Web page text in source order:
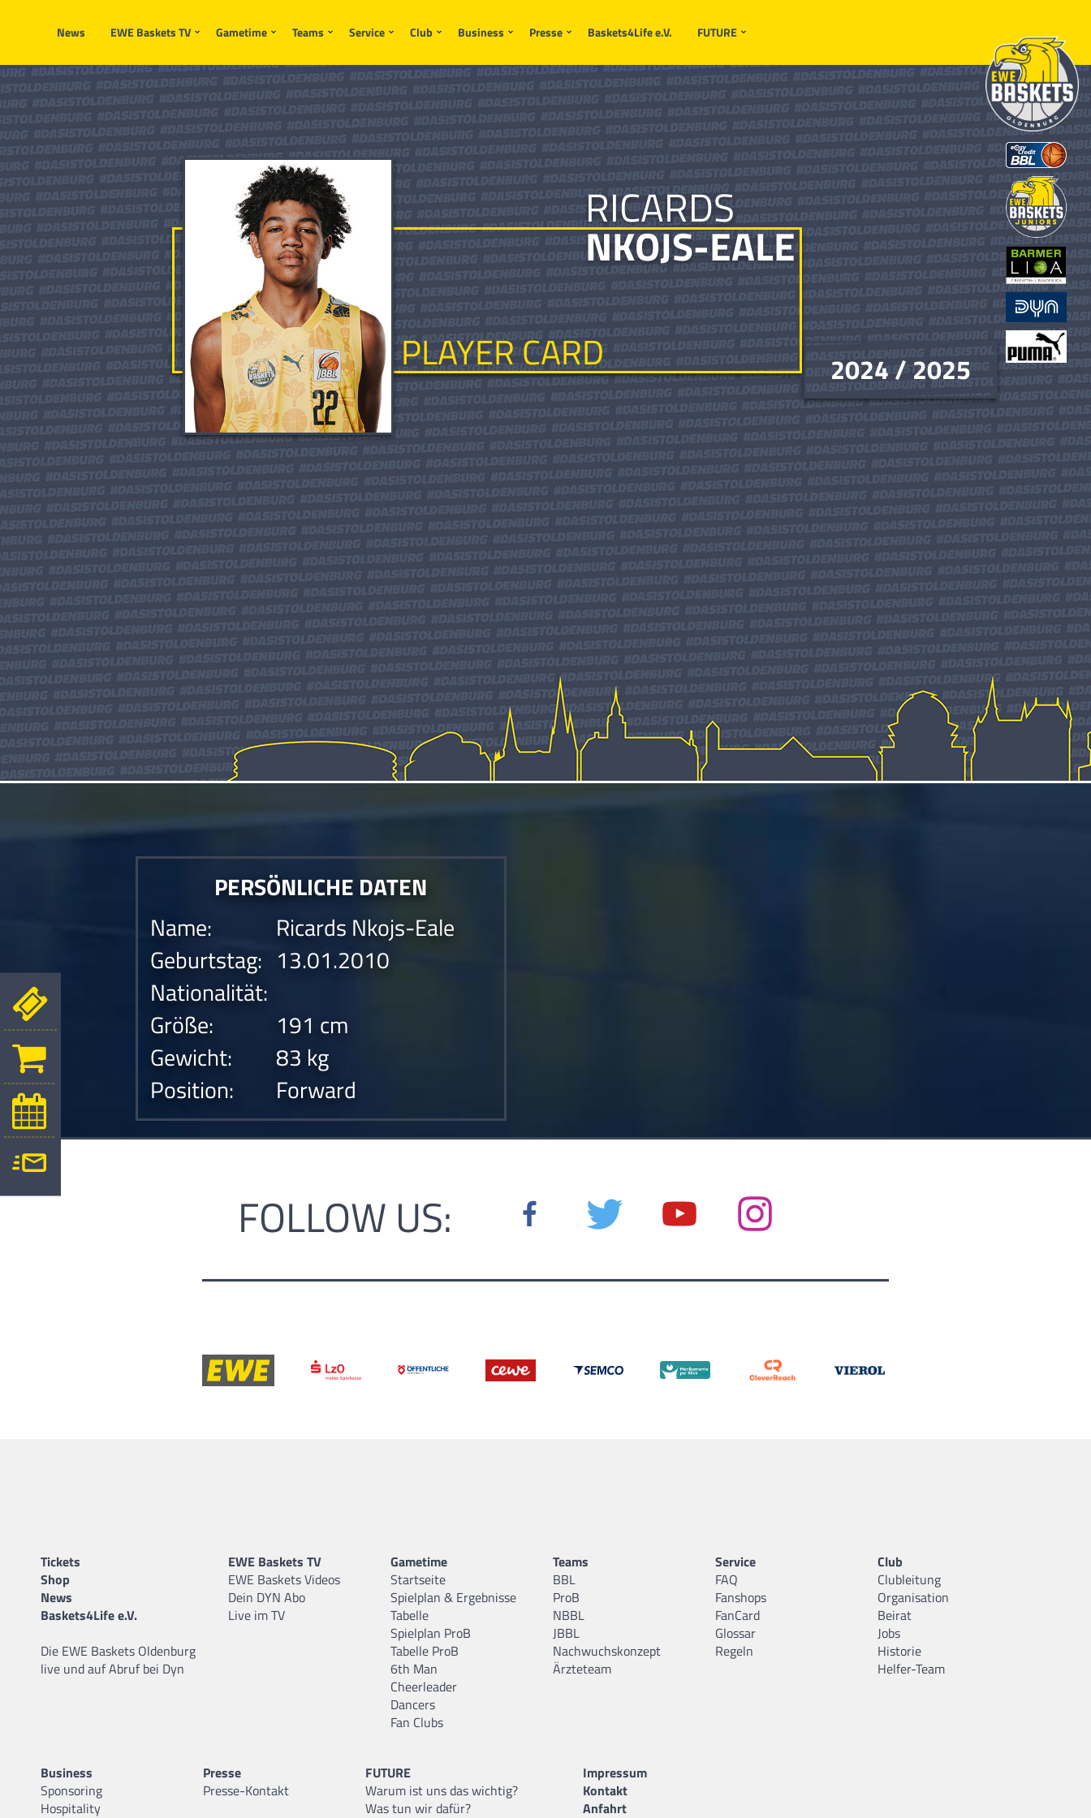
News EWE Baskets TV Gametime Teams Service Club Business Presse Baskets4Life e.V. FUTURE
RICARDS
NKOJS-EALE
PLAYER CARD 2024 / 2025
PERSÖNLICHE DATEN
Name:
Ricards Nkojs-Eale
Geburtstag: 13.01.2010
Nationalität:
Größe:
191 cm
Gewicht:
83 kg
Position:
Forward
FOLLOW US:
Tickets
Shop
News
Baskets4Life e.V.
Die EWE Baskets Oldenburg
live und auf Abruf bei Dyn
EWE Baskets TV
EWE Baskets Videos
Dein DYN Abo
Live im TV
Gametime
Startseite
Spielplan & Ergebnisse
Tabelle
Spielplan ProB
Tabelle ProB
6th Man
Cheerleader
Dancers
Fan Clubs
Teams
BBL
ProB
NBBL
JBBL
Nachwuchskonzept
Ärzteteam
Service
FAQ
Fanshops
FanCard
Glossar
Regeln
Club
Clubleitung
Organisation
Beirat
Jobs
Historie
Helfer-Team
Business
Sponsoring
Hospitality
Presse
Presse-Kontakt
FUTURE
Warum ist uns das wichtig?
Was tun wir dafür?
Impressum
Kontakt
Anfahrt